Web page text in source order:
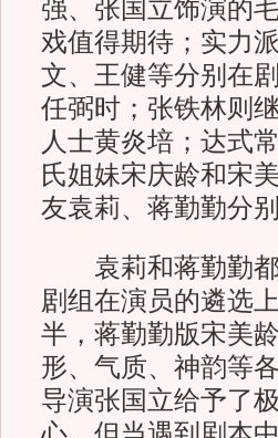
强、张国立饰演的
戏值得期待；实力
文、王健等分别在
任弼时；张铁林则
人士黄炎培；达式
氏姐妹宋庆龄和宋
友袁莉、蒋勤勤分别
袁莉和蒋勤勤都
剧组在演员的遴选
半，蒋勤勤版宋美
形、气质、神韵等
导演张国立给予了